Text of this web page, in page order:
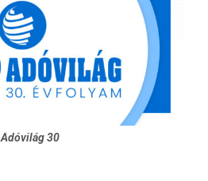
Adóvilág 30